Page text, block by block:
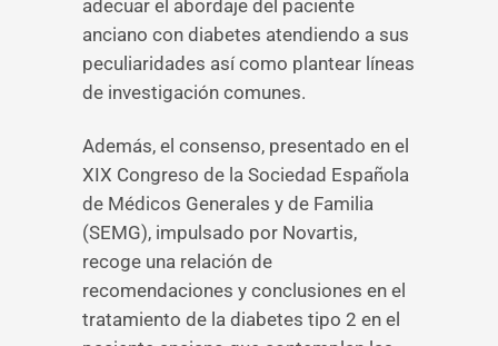
adecuar el abordaje del paciente
anciano con diabetes atendiendo a sus
peculiaridades así como plantear líneas
de investigación comunes.
Además, el consenso, presentado en el
XIX Congreso de la Sociedad Española
de Médicos Generales y de Familia
(SEMG), impulsado por Novartis,
recoge una relación de
recomendaciones y conclusiones en el
tratamiento de la diabetes tipo 2 en el